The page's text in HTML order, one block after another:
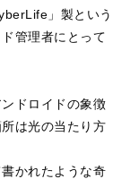
」製という
管理者にとって
ドロイドの象徴
は光の当たり方
かれたような奇